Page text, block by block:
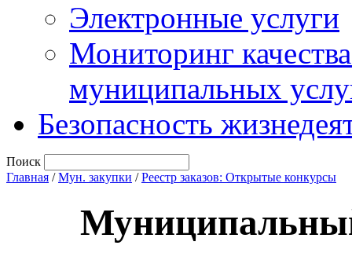
Электронные услуги
Мониторинг
муниципальных
Безопасность
Поиск
Главная /Мун. закупки /Реестр заказов: Открытые конкурсы